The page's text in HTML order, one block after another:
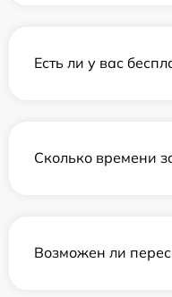
Есть ли у вас
Сколько времени
Возможен ли